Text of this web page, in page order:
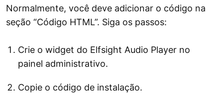
Normalmente, você deve adicionar o código na
seção “Código HTML”. Siga os passos:
Crie o widget do Elfsight Audio Player no
painel administrativo.
Copie o código de instalação.